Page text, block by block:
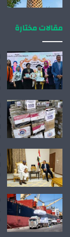
مقالات مختارة